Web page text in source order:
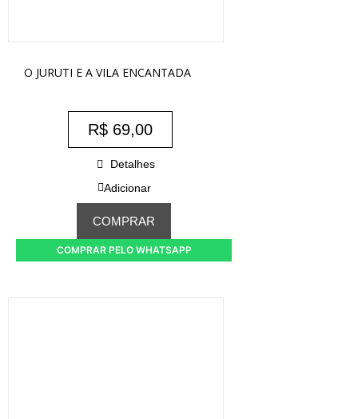
O JURUTI E A VILA ENCANTADA
R$69,00
Detalhes
Adicionar
COMPRAR
COMPRAR PELO WHATSAPP